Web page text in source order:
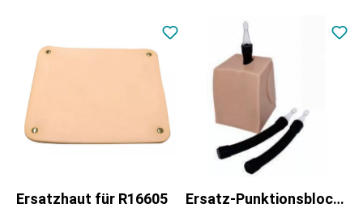
Ersatzhaut für R16605 Ersatz-Punktionsblock Standard für R66600